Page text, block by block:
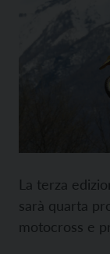
La terza
sarà quarta
motocross e